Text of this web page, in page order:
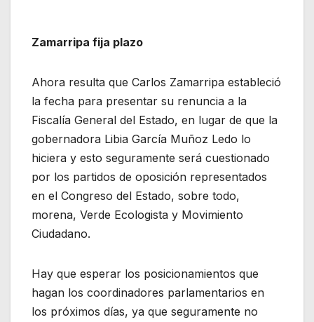
Zamarripa fija plazo
Ahora resulta que Carlos Zamarripa estableció
la fecha para presentar su renuncia a la
Fiscalía General del Estado, en lugar de que la
gobernadora Libia García Muñoz Ledo lo
hiciera y esto seguramente será cuestionado
por los partidos de oposición representados
en el Congreso del Estado, sobre todo,
morena, Verde Ecologista y Movimiento
Ciudadano.
Hay que esperar los posicionamientos que
hagan los coordinadores parlamentarios en
los próximos días, ya que seguramente no